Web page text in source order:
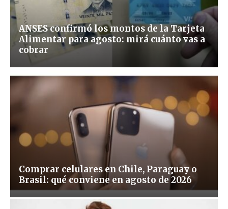
ANSES confirmó los montos de la Tarjeta
Alimentar para agosto: mirá cuánto vas a
cobrar
Comprar celulares en Chile, Paraguay o
Brasil: qué conviene en agosto de 2026